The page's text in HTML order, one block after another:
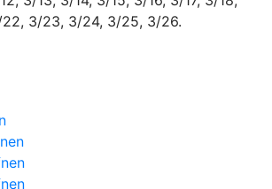
3/23, 3/24, 3/25, 3/26.